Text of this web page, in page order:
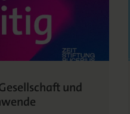
und